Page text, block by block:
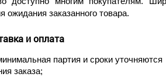
ожидания заказанного товара.
и оплата
партия и сроки уточняются
заказа;